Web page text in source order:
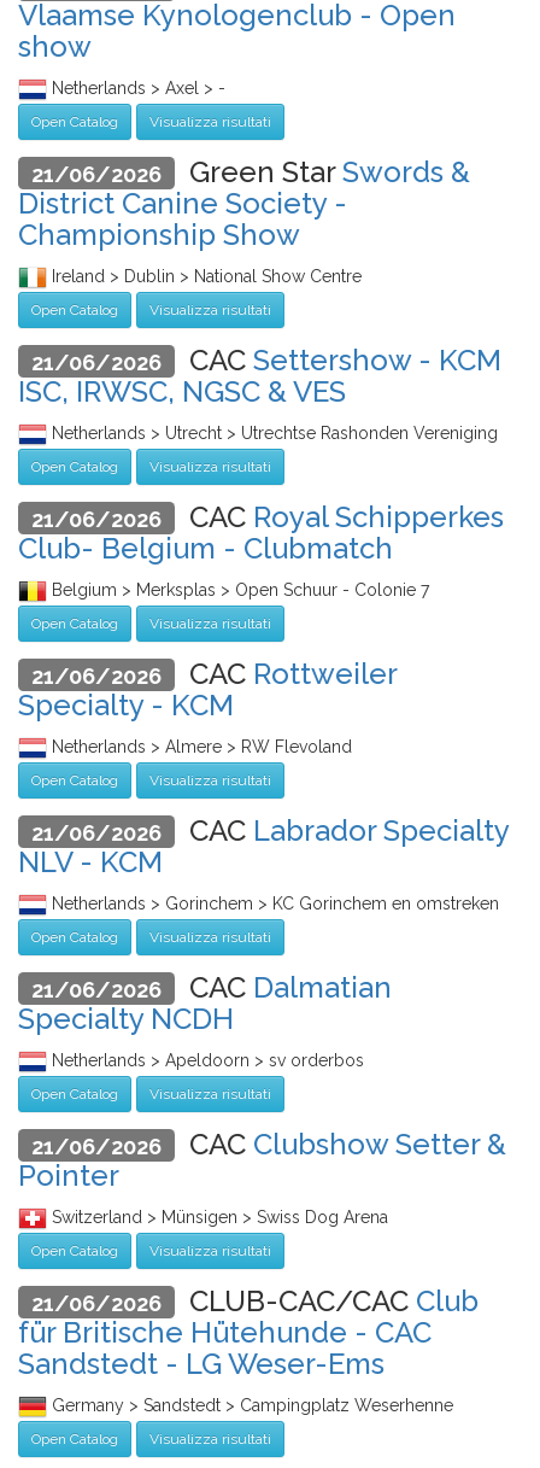
Vlaamse Kynologenclub - Open
show
Netherlands > Axel > -
Open Catalog Visualizza risultati
21/06/2026 Green StarSwords &
District Canine Society -
Championship Show
Ireland > Dublin > National Show Centre
Open Catalog Visualizza risultati
21/06/2026 CAC Settershow - KCM
ISC, IRWSC, NGSC & VES
Netherlands > Utrecht > Utrechtse Rashonden Vereniging
Open Catalog Visualizza risultati
21/06/2026 CAC Royal Schipperkes
Club- Belgium - Clubmatch
Belgium > Merksplas > Open Schuur - Colonie 7
Open Catalog Visualizza risultati
21/06/2026 CAC Rottweiler
Specialty - KCM
Netherlands > Almere > RW Flevoland
Open Catalog Visualizza risultati
21/06/2026 CAC Labrador Specialty
NLV - KCM
Netherlands > Gorinchem > KC Gorinchem en omstreken
Open Catalog Visualizza risultati
21/06/2026 CAC Dalmatian
Specialty NCDH
Netherlands > Apeldoorn > sv orderbos
Open Catalog Visualizza risultati
21/06/2026 CAC Clubshow Setter &
Pointer
Switzerland > Münsigen > Swiss Dog Arena
Open Catalog Visualizza risultati
21/06/2026 CLUB-CAC/CAC Club
für Britische Hütehunde - CAC
Sandstedt - LG Weser-Ems
Germany > Sandstedt > Campingplatz Weserhenne
Open Catalog Visualizza risultati